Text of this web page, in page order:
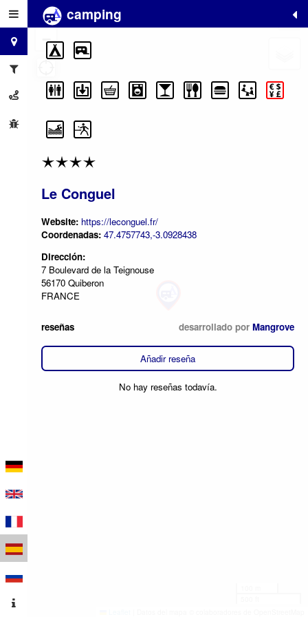
camping
Le Conguel
Website: https://leconguel.fr/
Coordenadas: 47.4757743,-3.0928438
Dirección:
7 Boulevard de la Teignouse
56170 Quiberon
FRANCE
reseñas desarrollado por Mangrove
Añadir reseña
No hay reseñas todavía.
+
−